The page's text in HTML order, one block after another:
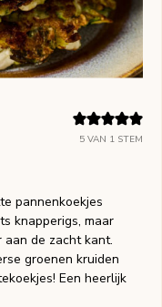
5 VAN 1 STEM
pannenkoekjes
knapperigs, maar
de zacht kant.
groenen kruiden
Een heerlijk